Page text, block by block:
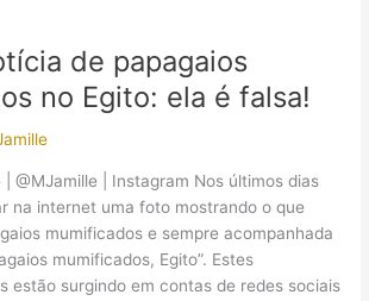
de papagaios
no Egito: ela é falsa!
| @MJamille | Instagram Nos últimos dias
na internet uma foto mostrando o que
mumificados e sempre acompanhada
mumificados, Egito”. Estes
estão surgindo em contas de redes sociais